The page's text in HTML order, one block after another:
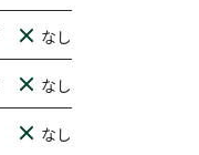
なし
なし
なし